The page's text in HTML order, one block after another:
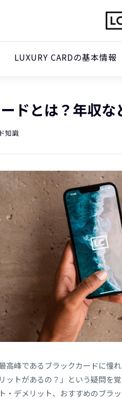
LUXURY CARDの基本情報
ドとは？年収
知識
高峰であるブラックカードに憧
ットがあるの？」という疑問を
・デメリット、おすすめのブラ